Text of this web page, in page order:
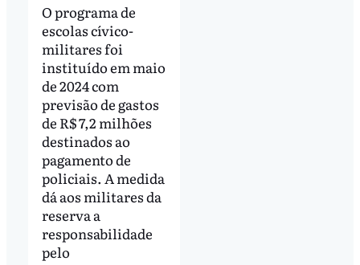
O programa de
escolas cívico-
militares foi
instituído em maio
de 2024 com
previsão de gastos
de R$ 7,2 milhões
destinados ao
pagamento de
policiais. A medida
dá aos militares da
reserva a
responsabilidade
pelo